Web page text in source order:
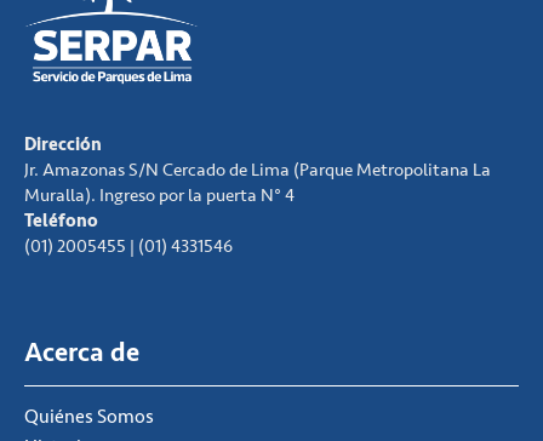
Dirección
Jr. Amazonas S/N Cercado de Lima (Parque Metropolitana La
Muralla). Ingreso por la puerta N° 4
Teléfono
(01) 2005455 | (01) 4331546
Acerca de
Quiénes Somos